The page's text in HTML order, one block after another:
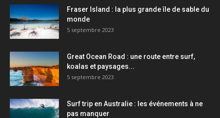
Fraser Island : la plus grande île de sable du
monde
5 septembre 2023
Great Ocean Road : une route entre surf,
koalas et paysages...
5 septembre 2023
Surf trip en Australie : les événements à ne
pas manquer